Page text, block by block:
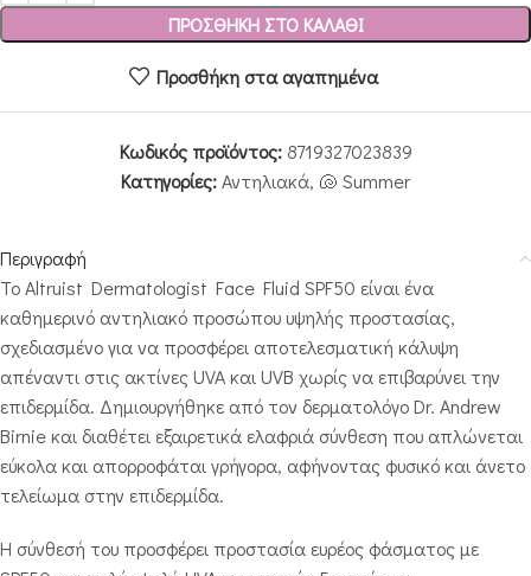
ΠΡΟΣΘΉΚΗ ΣΤΟ ΚΑΛΆΘΙ
Προσθήκη στα αγαπημένα
Κωδικός προϊόντος: 8719327023839
Κατηγορίες:Αντηλιακά, 🐚 Summer
Περιγραφή
Το Altruist Dermatologist Face Fluid SPF50 είναι ένα
καθημερινό αντηλιακό προσώπου υψηλής προστασίας,
σχεδιασμένο για να προσφέρει αποτελεσματική κάλυψη
απέναντι στις ακτίνες UVA και UVB χωρίς να επιβαρύνει την
επιδερμίδα. Δημιουργήθηκε από τον δερματολόγο Dr. Andrew
Birnie και διαθέτει εξαιρετικά ελαφριά σύνθεση που απλώνεται
εύκολα και απορροφάται γρήγορα, αφήνοντας φυσικό και άνετο
τελείωμα στην επιδερμίδα.
Η σύνθεσή του προσφέρει προστασία ευρέος φάσματος με